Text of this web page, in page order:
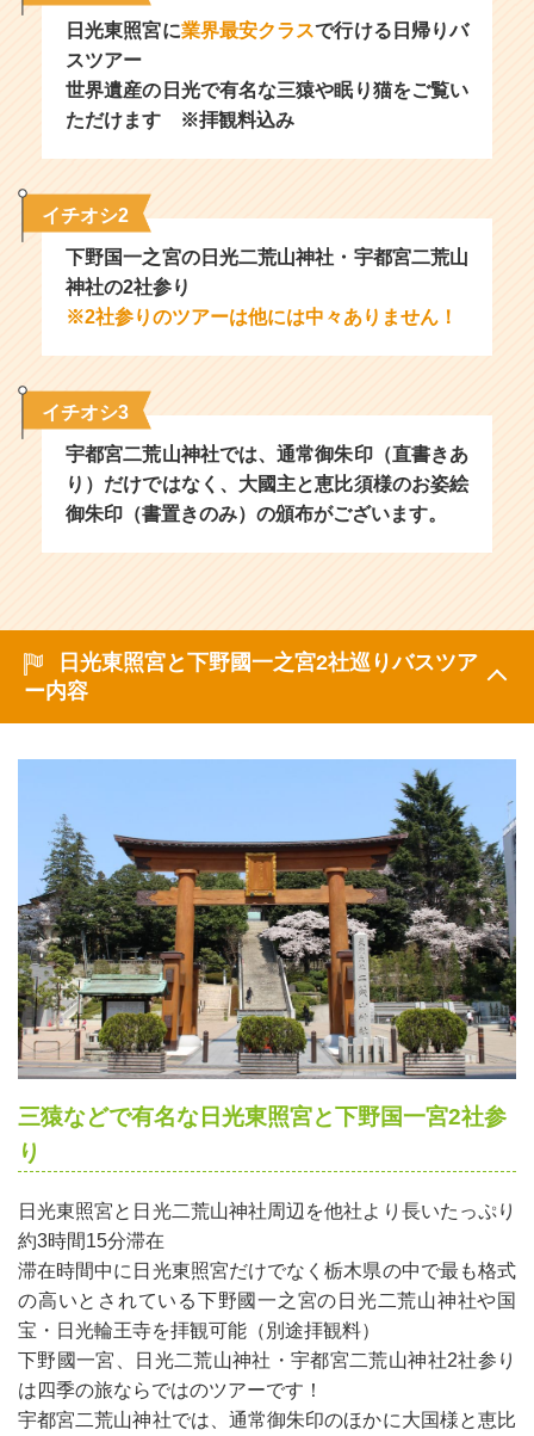
日光東照宮に業界最安クラスで行ける日帰りバ
スツアー
世界遺産の日光で有名な三猿や眠り猫をご覧い
ただけます ※拝観料込み
イチオシ2
下野国一之宮の日光二荒山神社・宇都宮二荒山
神社の2社参り
※2社参りのツアーは他には中々ありません！
イチオシ3
宇都宮二荒山神社では、通常御朱印（直書きあ
り）だけではなく、大國主と恵比須様のお姿絵
御朱印（書置きのみ）の頒布がございます。
日光東照宮と下野國一之宮2社巡りバスツア
ー内容
三猿などで有名な日光東照宮と下野国一宮2社参
り
日光東照宮と日光二荒山神社周辺を他社より長いたっぷり
約3時間15分滞在
滞在時間中に日光東照宮だけでなく栃木県の中で最も格式
の高いとされている下野國一之宮の日光二荒山神社や国
宝・日光輪王寺を拝観可能（別途拝観料）
下野國一宮、日光二荒山神社・宇都宮二荒山神社2社参り
は四季の旅ならではのツアーです！
宇都宮二荒山神社では、通常御朱印のほかに大国様と恵比